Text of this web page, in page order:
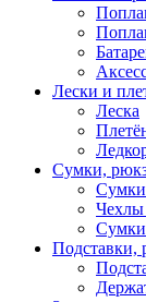
Лески и
Леска
Сумки,
Сумки
Чехлы
Подставки,